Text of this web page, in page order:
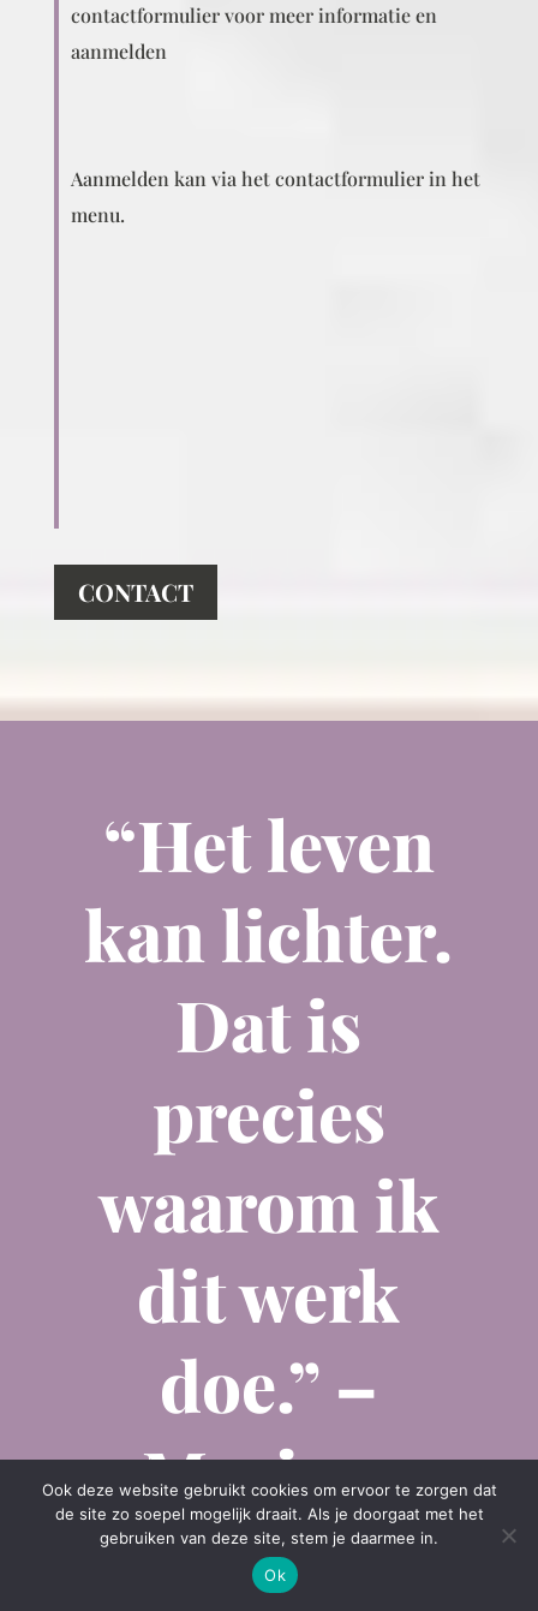
contactformulier voor meer informatie en
aanmelden
Aanmelden kan via het contactformulier in het
menu.
CONTACT
“Het leven
kan lichter.
Dat is
precies
waarom ik
dit werk
doe.” –
Marjan.
Ook deze website gebruikt cookies om ervoor te zorgen dat
de site zo soepel mogelijk draait. Als je doorgaat met het
gebruiken van deze site, stem je daarmee in.
Ok